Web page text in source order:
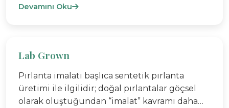
Devamını Oku
Lab Grown
Pırlanta imalatı başlıca sentetik pırlanta
üretimi ile ilgilidir; doğal pırlantalar göçsel
olarak oluştuğundan “imalat” kavramı daha